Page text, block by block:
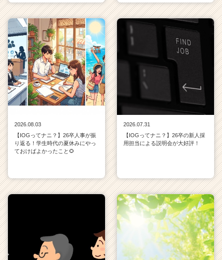
2026.08.03
【IOGってナニ？】26卒人事が振
り返る！学生時代の夏休みにやっ
ておけばよかったこと🌻
2026.07.31
【IOGってナニ？】26卒の新人採
用担当による説明会が大好評！